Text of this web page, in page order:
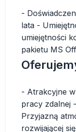
-
lata -
umiejętności
pakietu MS
- Atrakcyjne
pracy zdalnej
Przyjazną
rozwijającej